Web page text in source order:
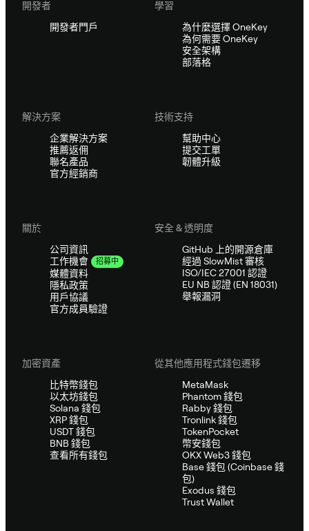
開發者
開發者門戶
學習
為什麼選擇 OneKey
為何需要 OneKey
安全架構
部落格
解決方案
企業解決方案
推薦返佣
聯名產品
官方經銷商
技術支持
幫助中心
提交工單
韌體升級
關於
公司資訊
工作機會
招募中
媒體資料
隱私政策
用戶協議
官方成員驗證
安全 & 透明度
GitHub 上的開源倉庫
經過 SlowMist 審核
ISO/IEC 27001 認證
EU NB 認證 (EN 18031)
舉報漏洞
加密資產
比特幣錢包
以太坊錢包
Solana 錢包
XRP 錢包
USDT 錢包
BNB 錢包
查看所有錢包
從其他應用程式錢包遷移
MetaMask
Phantom 錢包
Rabby 錢包
Tronlink 錢包
TokenPocket
幣安錢包
OKX Web3 錢包
Base 錢包 (Coinbase 錢
包)
Exodus 錢包
Trust Wallet